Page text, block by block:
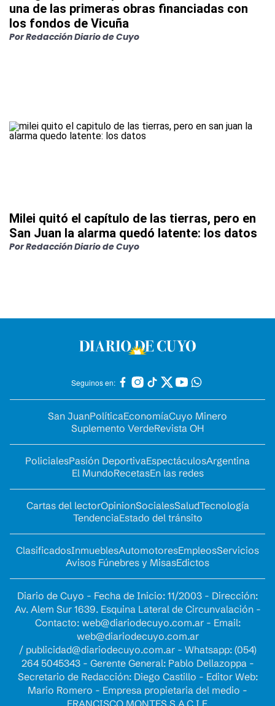
una de las primeras obras financiadas con
los fondos de Vicuña
PorRedacción Diario de Cuyo
Milei quitó el capítulo de las tierras, pero en
San Juan la alarma quedó latente: los datos
PorRedacción Diario de Cuyo
Seguinos en:
San JuanPolíticaEconomíaCuyo Minero
Suplemento VerdeRevista OH
PolicialesPasión DeportivaEspectáculosArgentina
El MundoRecetasEn las redes
Cartas del lectorOpinionSocialesSaludTecnología
TendenciaEstado del tránsito
ClasificadosInmueblesAutomotoresEmpleosServicios
Avisos Fúnebres y MisasEdictos
Diario de Cuyo - Fecha de Inicio: 11/2003 - Dirección:
Av. Alem Sur 1639. Esquina Lateral de Circunvalación -
Contacto: web@diariodecuyo.com.ar- Email:
web@diariodecuyo.com.ar
/ publicidad@diariodecuyo.com.ar- Whatsapp: (054)
264 5045343 - Gerente General: Pablo Dellazoppa -
Secretario de Redacción: Diego Castillo - Editor Web:
Mario Romero - Empresa propietaria del medio -